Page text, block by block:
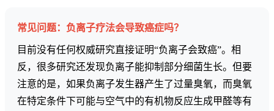
常见问题：负离子疗法会导致癌症吗？
目前没有任何权威研究直接证明“负离子会致癌”。相
反，很多研究还发现负离子能抑制部分细菌生长。但要
注意的是，如果负离子发生器产生了过量臭氧，而臭氧
在特定条件下可能与空气中的有机物反应生成甲醛等有